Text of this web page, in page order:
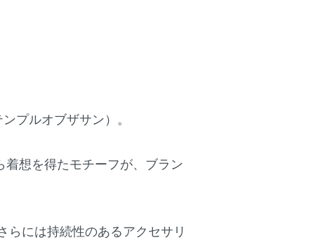
プルオブザサン）。
着想を得たモチーフが、ブラン
らには持続性のあるアクセサリ